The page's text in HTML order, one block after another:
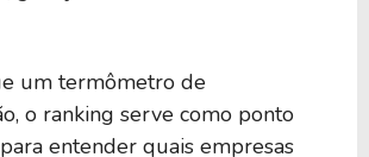
um termômetro de
o ranking serve como ponto
entender quais empresas